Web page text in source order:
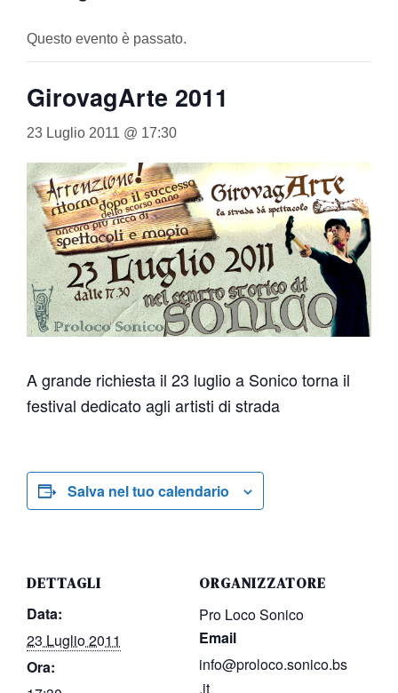
Questo evento è passato.
GirovagArte 2011
23 Luglio 2011 @ 17:30
A grande richiesta il 23 luglio a Sonico torna il
festival dedicato agli artisti di strada
Salva nel tuo calendario
DETTAGLI
Data:
23 Luglio 2011
Ora:
ORGANIZZATORE
Pro Loco Sonico
Email
info@proloco.sonico.bs
.it